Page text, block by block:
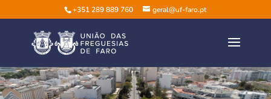
+351 289 889 760 geral@uf-faro.pt